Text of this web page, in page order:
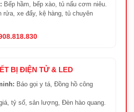
Bếp hầm, bếp xào, tủ nấu cơm niêu.
rửa, xe đẩy, kệ hàng, tủ chuyên
BỊ ĐIỆN TỬ & LED
Báo gọi y tá, Đồng hồ công
tỷ số, sản lượng, Đèn hào quang.